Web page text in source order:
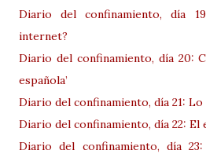
Diario del confinamiento, día
internet?
Diario del confinamiento, día 20:
española’
Diario del confinamiento, día 21:
Diario del confinamiento, día 22: El
Diario del confinamiento, día